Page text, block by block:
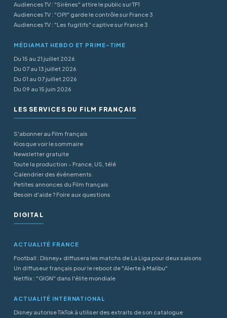
Audiences TV : "Sirènes" attire le public sur TF1
Audiences TV : "OPJ" garde le contrôle sur France 3
Audiences TV : "Les fugitifs" captive sur France 3
MÉDIAMAT HEBDO ET PRIME-TIME
Du 15 au 21 juillet 2026
Du 07 au 13 juillet 2026
Du 01 au 07 juillet 2026
Du 09 au 15 juin 2026
LES SERVICES DU FILM FRANÇAIS
S'abonner au Film français
Kiosque voir le sommaire
Newsletter gratuite
Toute la production - France, US, télé
Calendrier des événements
Petites annonces du Film français
Besoin d'aide ? Foire aux questions
DIGITAL
ACTUALITÉ FRANCE
Football : Disney+ diffusera les matchs de La Liga pour deux saisons
Un diffuseur français pour le reboot de "Alerte à Malibu"
Netflix : "GIGN" dans l'élite mondiale
ACTUALITÉ INTERNATIONAL
Disney autorise TikTok à utiliser des extraits de son catalogue